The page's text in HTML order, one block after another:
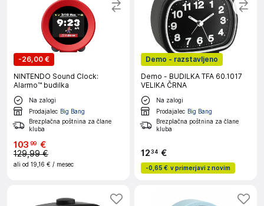
-26,00 €
NINTENDO Sound Clock:
Alarmo™ budilka
Na zalogi
Prodajalec Big Bang
Brezplačna poštnina za člane
kluba
103 99 €
129,99 €
ali od 19,16 € / mesec
Demo - razstavljeno
Demo - BUDILKA TFA 60.1017
VELIKA ČRNA
Na zalogi
Prodajalec Big Bang
Brezplačna poštnina za člane
kluba
1234 €
-0,65 € v primerjavi z novim